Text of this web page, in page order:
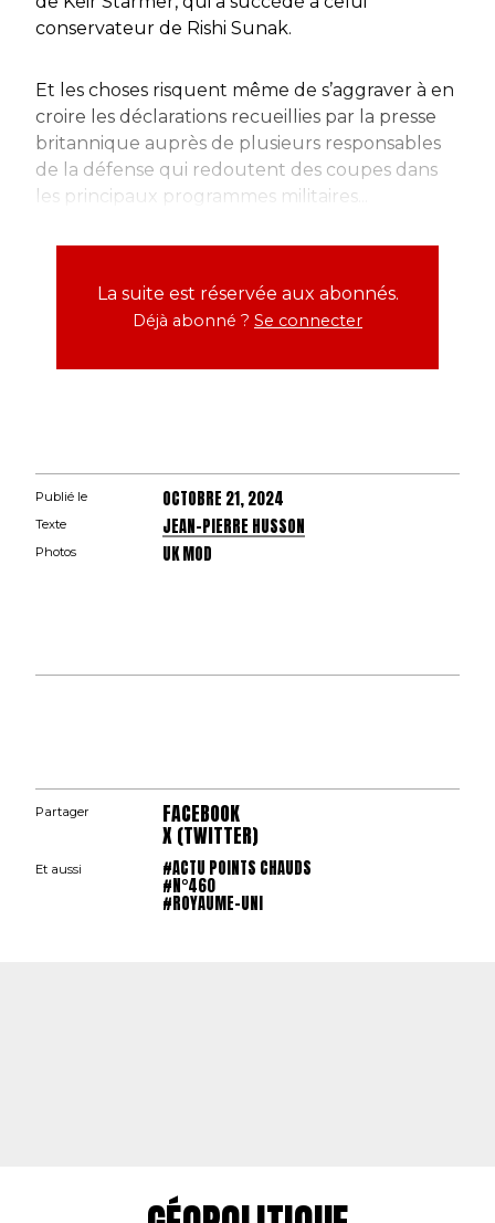
conservateur de Rishi Sunak.
Et les choses risquent même de s’aggraver à en
croire les déclarations recueillies par la presse
britannique auprès de plusieurs responsables
de la défense qui redoutent des coupes dans
les principaux programmes militaires...
La suite est réservée aux abonnés.
Déjà abonné ? Se connecter
Publié le OCTOBRE 21, 2024
Texte JEAN-PIERRE HUSSON
Photos UK MOD
Partager FACEBOOK
X (TWITTER)
Et aussi #ACTU POINTS CHAUDS
#N°460
#ROYAUME-UNI